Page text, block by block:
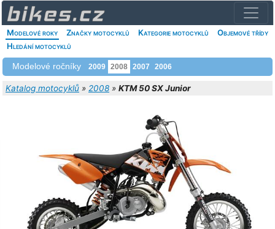
Modelové roky Značky motocyklů Kategorie motocyklů
Objemové třídy
Hledání motocyklů
Modelové ročníky 2009 2008 2007 2006
Katalog motocyklů » 2008 » KTM 50 SX Junior